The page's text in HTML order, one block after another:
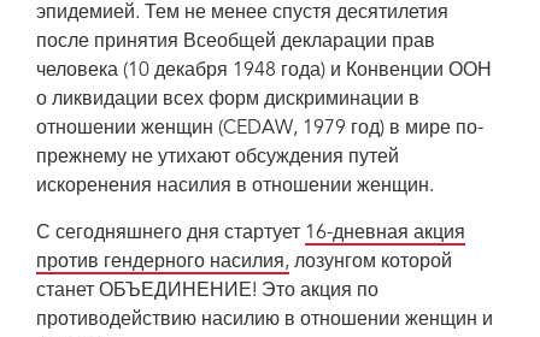
эпидемией. Тем не менее спустя десятилетия
после принятия Всеобщей декларации прав
человека (10 декабря 1948 года) и Конвенции ООН
о ликвидации всех форм дискриминации в
отношении женщин (CEDAW, 1979 год) в мире по-
прежнему не утихают обсуждения путей
искоренения насилия в отношении женщин.
С сегодняшнего дня стартует 16-дневная акция
против гендерного насилия, лозунгом которой
станет ОБЪЕДИНЕНИЕ! Это акция по
противодействию насилию в отношении женщин и